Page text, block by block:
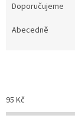
o
d
Doporučujeme
Abecedně
95 Kč